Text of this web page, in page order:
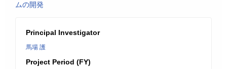
ムの開発
Principal Investigator
馬場 護
Project Period (FY)